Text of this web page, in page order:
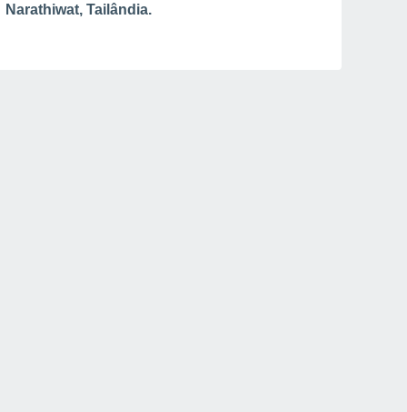
Narathiwat, Tailândia.